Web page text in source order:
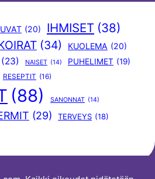
(20) IHMISET (38)
(34) KUOLEMA (20)
(23) NAISET (14) PUHELIMET (19)
RESEPTIT (16)
(88) SANONNAT (14)
(29) TERVEYS (18)